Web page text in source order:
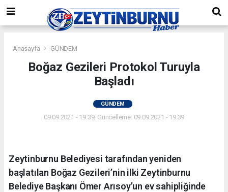
Anasayfa GÜNDEM
Boğaz Gezileri Protokol Turuyla
Başladı
GÜNDEM
09.09.2021 - 19:39, Güncelleme: 09.09.2021 - 19:39
Zeytinburnu Belediyesi tarafından yeniden
başlatılan Boğaz Gezileri’nin ilki Zeytinburnu
Belediye Başkanı Ömer Arısoy’un ev sahipliğinde